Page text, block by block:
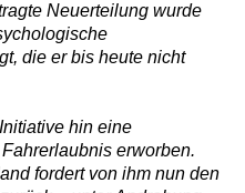
Neuerteilung wurde
die er bis heute nicht
hin eine
erworben.
fordert von ihm nun den